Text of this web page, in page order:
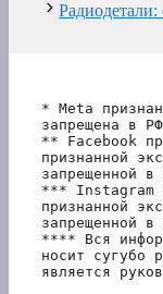
* Meta
запрещена в РФ
** Facebook
признанной
запрещенной в
*** Instagram
признанной
запрещенной в
**** Вся
носит сугубо
является